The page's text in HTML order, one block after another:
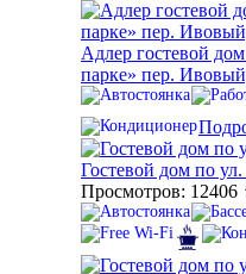
Адлер гостевой
парке» пер.
Гостевой дом по
Просмотров: 12406